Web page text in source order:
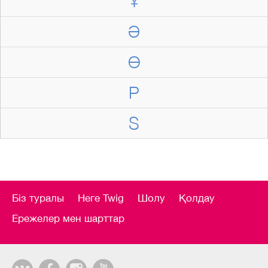
Ә
Ө
P
S
Біз туралы Неге Twig Шолу
Қолдау
Ережелер мен шарттар